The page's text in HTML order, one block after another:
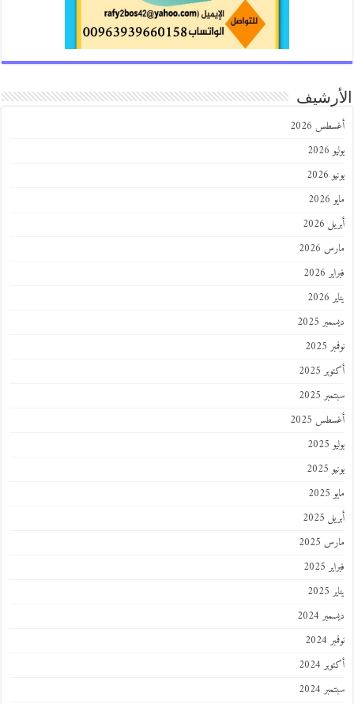
الأرشيف
أغسطس 2026
يوليو 2026
يونيو 2026
مايو 2026
أبريل 2026
مارس 2026
فبراير 2026
يناير 2026
ديسمبر 2025
نوفمبر 2025
أكتوبر 2025
سبتمبر 2025
أغسطس 2025
يوليو 2025
يونيو 2025
مايو 2025
أبريل 2025
مارس 2025
فبراير 2025
يناير 2025
ديسمبر 2024
نوفمبر 2024
أكتوبر 2024
سبتمبر 2024